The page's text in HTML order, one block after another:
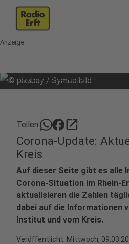
Anzeige
© pixabay / Symbolbild
Teilen: open_in_new
Corona-Update:
Kreis
Auf dieser Seite gibt es alle
Corona-Situation im Rhein-
aktualisieren die Zahlen
dabei auf die Informationen
Institut und vom Kreis.
Veröffentlicht: Mittwoch,